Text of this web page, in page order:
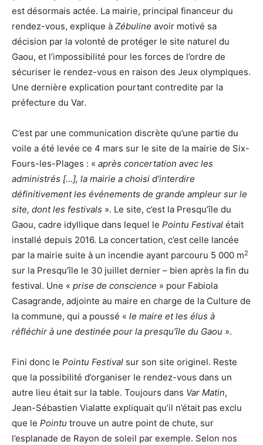
est désormais actée. La mairie, principal financeur du
rendez-vous, explique à Zébuline avoir motivé sa
décision par la volonté de protéger le site naturel du
Gaou, et l’impossibilité pour les forces de l’ordre de
sécuriser le rendez-vous en raison des Jeux olympiques.
Une dernière explication pourtant contredite par la
préfecture du Var.
C’est par une communication discrète qu’une partie du
voile a été levée ce 4 mars sur le site de la mairie de Six-
Fours-les-Plages : « après concertation avec les
administrés […], la mairie a choisi d’interdire
définitivement les événements de grande ampleur sur le
site, dont les festivals ». Le site, c’est la Presqu’île du
Gaou, cadre idyllique dans lequel le Pointu Festival était
installé depuis 2016. La concertation, c’est celle lancée
par la mairie suite à un incendie ayant parcouru 5 000 m2
sur la Presqu’île le 30 juillet dernier – bien après la fin du
festival. Une « prise de conscience » pour Fabiola
Casagrande, adjointe au maire en charge de la Culture de
la commune, qui a poussé « le maire et les élus à
réfléchir à une destinée pour la presqu’île du Gaou ».
Fini donc le Pointu Festival sur son site originel. Reste
que la possibilité d’organiser le rendez-vous dans un
autre lieu était sur la table. Toujours dans Var Matin,
Jean-Sébastien Vialatte expliquait qu’il n’était pas exclu
que le Pointu trouve un autre point de chute, sur
l’esplanade de Rayon de soleil par exemple. Selon nos